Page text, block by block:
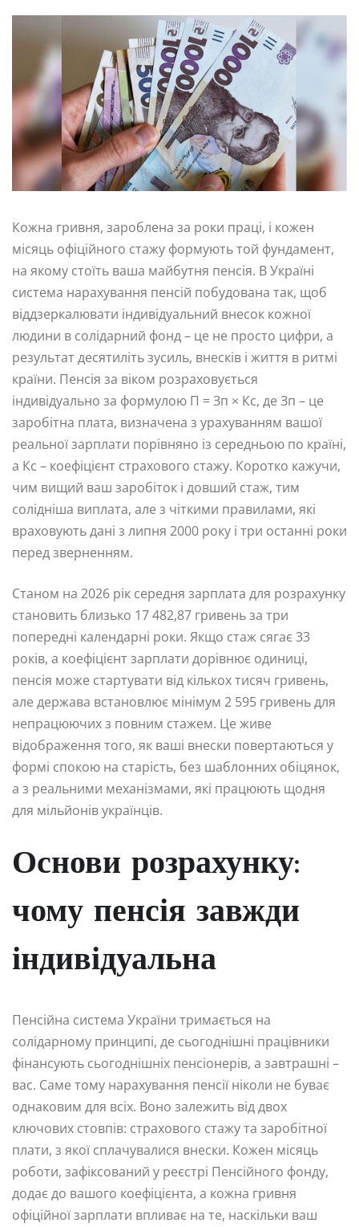
Кожна гривня, зароблена за роки праці, і кожен
місяць офіційного стажу формують той фундамент,
на якому стоїть ваша майбутня пенсія. В Україні
система нарахування пенсій побудована так, щоб
віддзеркалювати індивідуальний внесок кожної
людини в солідарний фонд – це не просто цифри, а
результат десятиліть зусиль, внесків і життя в ритмі
країни. Пенсія за віком розраховується
індивідуально за формулою П = Зп × Кс, де Зп – це
заробітна плата, визначена з урахуванням вашої
реальної зарплати порівняно із середньою по країні,
а Кс – коефіцієнт страхового стажу. Коротко кажучи,
чим вищий ваш заробіток і довший стаж, тим
солідніша виплата, але з чіткими правилами, які
враховують дані з липня 2000 року і три останні роки
перед зверненням.
Станом на 2026 рік середня зарплата для розрахунку
становить близько 17 482,87 гривень за три
попередні календарні роки. Якщо стаж сягає 33
років, а коефіцієнт зарплати дорівнює одиниці,
пенсія може стартувати від кількох тисяч гривень,
але держава встановлює мінімум 2 595 гривень для
непрацюючих з повним стажем. Це живе
відображення того, як ваші внески повертаються у
формі спокою на старість, без шаблонних обіцянок,
а з реальними механізмами, які працюють щодня
для мільйонів українців.
Основи розрахунку:
чому пенсія завжди
індивідуальна
Пенсійна система України тримається на
солідарному принципі, де сьогоднішні працівники
фінансують сьогоднішніх пенсіонерів, а завтрашні –
вас. Саме тому нарахування пенсії ніколи не буває
однаковим для всіх. Воно залежить від двох
ключових стовпів: страхового стажу та заробітної
плати, з якої сплачувалися внески. Кожен місяць
роботи, зафіксований у реєстрі Пенсійного фонду,
додає до вашого коефіцієнта, а кожна гривня
офіційної зарплати впливає на те, наскільки ваш